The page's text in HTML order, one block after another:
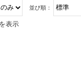
ィウォッシュ
サージオイル
ラシ
並び順：
表示